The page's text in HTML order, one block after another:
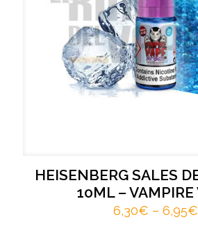
HEISENBERG SALES
10ML – VAMPIRE
6,30€ – 6,95€